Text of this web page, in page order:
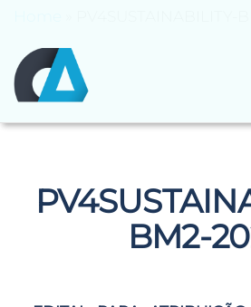
PV4SUSTAINABILITY-
BM2-